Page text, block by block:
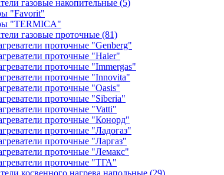
газовые накопительные (5)
"Favorit"
"TERMICA"
газовые проточные (81)
проточные "Genberg"
проточные "Haier"
проточные "Immergas"
проточные "Innovita"
проточные "Oasis"
проточные "Siberia"
проточные "Vatti"
проточные "Конорд"
проточные "Ладогаз"
проточные "Ларгаз"
проточные "Лемакс"
проточные "ТГА"
косвенного нагрева напольные (29)